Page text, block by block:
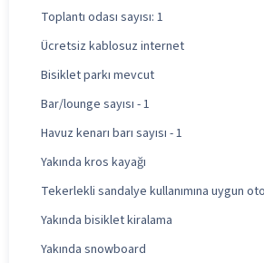
Toplantı odası sayısı: 1
Ücretsiz kablosuz internet
Bisiklet parkı mevcut
Bar/lounge sayısı - 1
Havuz kenarı barı sayısı - 1
Yakında kros kayağı
Tekerlekli sandalye kullanımına uygun
Yakında bisiklet kiralama
Yakında snowboard